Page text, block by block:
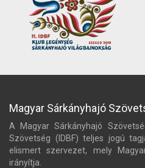
Magyar Sárkányhajó
A Magyar Sárkányhajó
Szövetség (IDBF) teljes jogú
elismert szervezet, mely
irányítja.